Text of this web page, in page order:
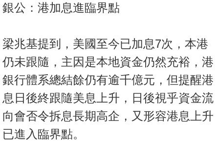
銀公：港加息進臨界點
梁兆基提到，美國至今已加息7次，本港
仍未跟隨，主因是本地資金仍然充裕，港
銀行體系總結餘仍有逾千億元，但提醒港
息日後終跟隨美息上升，日後視乎資金流
向會否令拆息長期高企，又形容港息上升
已進入臨界點。